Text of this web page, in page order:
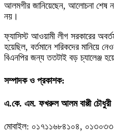
আলমগীর জানিয়েছেন, আলোচনা শেষ
নয়।
ফ্যাসিস্ট আওয়ামী লীগ সরকারের
হয়েছিল, বর্তমানে শরিকদের মানিয়ে
বিএনপির জন্য ততটাই বড় চ্যালেঞ্জ
সম্পাদক ও প্রকাশক:
এ.কে. এম. ফখরুল আলম বাপ্পী চৌধুরী
মোবাইল: ০১৭১১৬৮৪১০৪,